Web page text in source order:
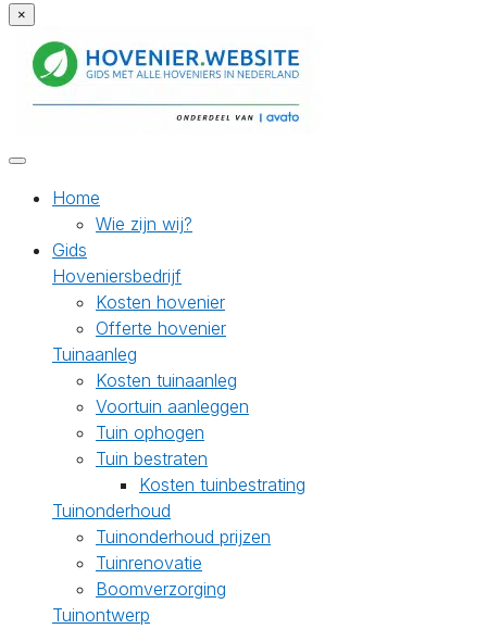
×
Home
Wie zijn wij?
Gids
Hoveniersbedrijf
Kosten hovenier
Offerte hovenier
Tuinaanleg
Kosten tuinaanleg
Voortuin aanleggen
Tuin ophogen
Tuin bestraten
Kosten tuinbestrating
Tuinonderhoud
Tuinonderhoud prijzen
Tuinrenovatie
Boomverzorging
Tuinontwerp